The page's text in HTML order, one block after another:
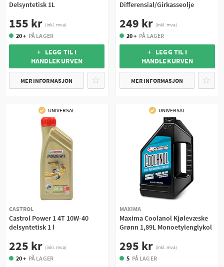
Delsyntetisk 1L
155 kr (inkl. mva)
20 + PÅ LAGER
+ LEGG TIL I
HANDLEKURVEN
MER INFORMASJON
Differensial/Girkasseolje
249 kr (inkl. mva)
20 + PÅ LAGER
+ LEGG TIL I
HANDLEKURVEN
MER INFORMASJON
UNIVERSAL
CASTROL
Castrol Power 1 4T 10W-40
delsyntetisk 1 l
225 kr (inkl. mva)
20 + PÅ LAGER
UNIVERSAL
MAXIMA
Maxima Coolanol Kjølevæske
Grønn 1,89L Monoetylenglykol
295 kr (inkl. mva)
5 PÅ LAGER